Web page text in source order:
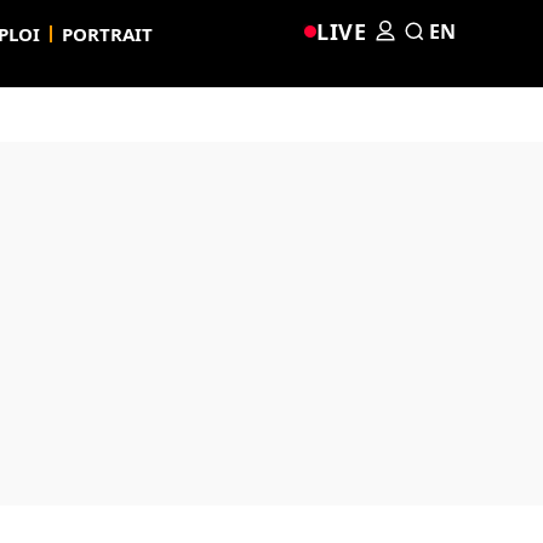
PORTRAIT LIVE EN